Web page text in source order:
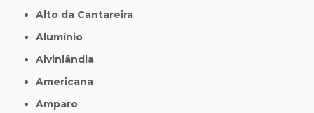
Alto da Cantareira
Alumínio
Alvinlândia
Americana
Amparo